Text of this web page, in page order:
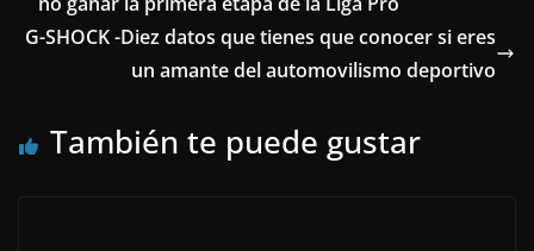
G-SHOCK -Diez datos que tienes que conocer si eres
un amante del automovilismo deportivo
También te puede gustar